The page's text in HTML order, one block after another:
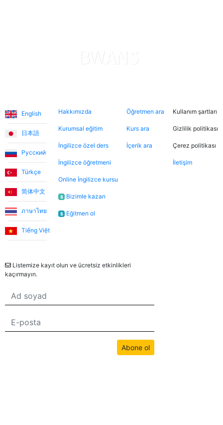
gerçekten memnunum. Teşekkürler.
Platform, tek kelimeyle muhteşem. Eğitmenleri de
inanılmaz sıcakkanlı. İndirimli tanışma derslerinden
yararlanarak farklı öğretmenleri tanıma fırsatı buldum.
Dersler, öğretmen-öğrenci ilişkisinden çok arkadaşlık
havasında geçiyor.
Ece T.
Emma, kızıma İngilizceyi çok eğlenceli yöntemlerle
öğretiyor. Her zaman neşeli ve bu dersleri daha keyifli
hale getiriyor. Bu uygulama sayesinde Emma ile
şans olarak görüyorum.
Utku S.
Online İngilizce öğrenmeye sıfırdan başladım. İlk 3 ay
Umut Hoca ile çalıştım. Türkçe desteksiz iletişim
kurabilecek seviyeye geldiğimde Jade öğretmenimle
çalışmaya devam ettim. Sistemden çok memnunum.
English
日本語
Русский
Türkçe
简体中文
ภาษาไทย
Tiếng Việt
Hakkımızda
Kurumsal eğitim
İngilizce özel ders
İngilizce öğretmeni
Online İngilizce kursu
$ Bizimle kazan
$ Eğitmen ol
Öğretmen ara
Kurs ara
İçerik ara
Kullanım şartları
Gizlilik politikası
Çerez politikası
İletişim
Listemize kayıt olun ve ücretsiz etkinlikleri
kaçırmayın.
Abone ol